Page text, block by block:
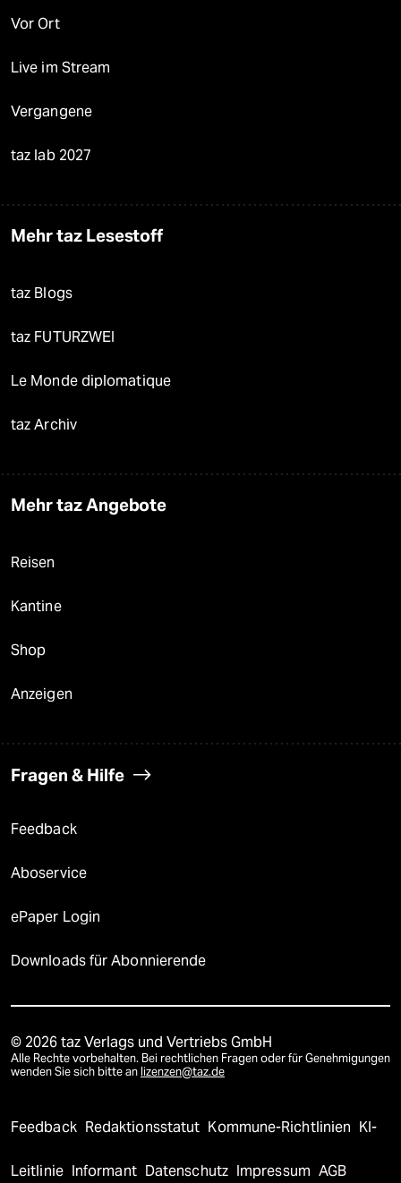
Vor Ort
Live im Stream
Vergangene
taz lab 2027
Mehr taz Lesestoff
taz Blogs
taz FUTURZWEI
Le Monde diplomatique
taz Archiv
Mehr taz Angebote
Reisen
Kantine
Shop
Anzeigen
Fragen & Hilfe
Feedback
Aboservice
ePaper Login
Downloads für Abonnierende
© 2026 taz Verlags und Vertriebs GmbH
Alle Rechte vorbehalten. Bei rechtlichen Fragen oder für Genehmigungen
wenden Sie sich bitte an lizenzen@taz.de
Feedback Redaktionsstatut Kommune-Richtlinien KI-
Leitlinie Informant Datenschutz Impressum AGB